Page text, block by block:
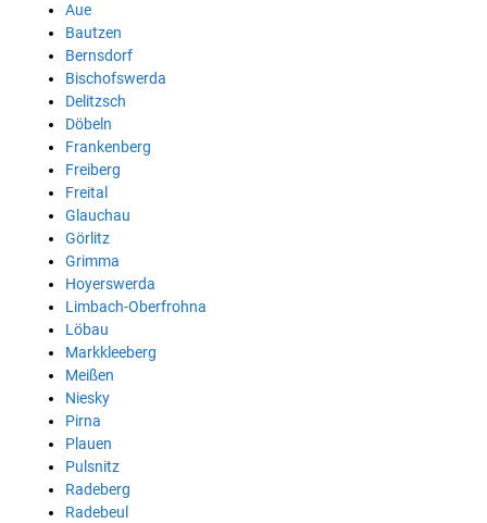
Aue
Bautzen
Bernsdorf
Bischofswerda
Delitzsch
Döbeln
Frankenberg
Freiberg
Freital
Glauchau
Görlitz
Grimma
Hoyerswerda
Limbach-Oberfrohna
Löbau
Markkleeberg
Meißen
Niesky
Pirna
Plauen
Pulsnitz
Radeberg
Radebeul